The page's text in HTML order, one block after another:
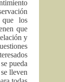
que los
que
y
pueda
lleven